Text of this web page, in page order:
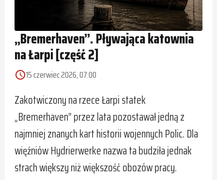
„Bremerhaven”. Pływająca katownia
na Łarpi [część 2]
access_time15 czerwiec 2026, 07:00
Zakotwiczony na rzece Łarpi statek
„Bremerhaven” przez lata pozostawał jedną z
najmniej znanych kart historii wojennych Polic. Dla
więźniów Hydrierwerke nazwa ta budziła jednak
strach większy niż większość obozów pracy.